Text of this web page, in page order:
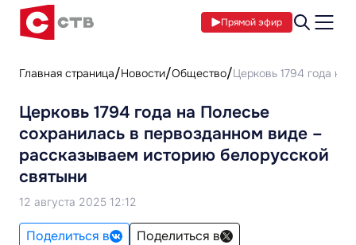
Прямой эфир
Главная страница Новости Общество Церковь 1794 года на
Церковь 1794 года на Полесье
сохранилась в первозданном виде –
рассказываем историю белорусской
святыни
12 августа 2025 12:12
Поделиться в
Поделиться в